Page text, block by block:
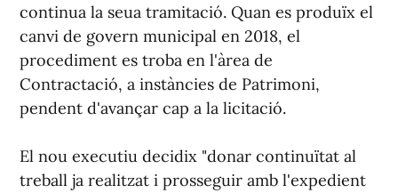
continua la seua tramitació. Quan es produïx el
canvi de govern municipal en 2018, el
procediment es troba en l'àrea de
Contractació, a instàncies de Patrimoni,
pendent d'avançar cap a la licitació.
El nou executiu decidix "donar continuïtat al
treball ja realitzat i prosseguir amb l'expedient